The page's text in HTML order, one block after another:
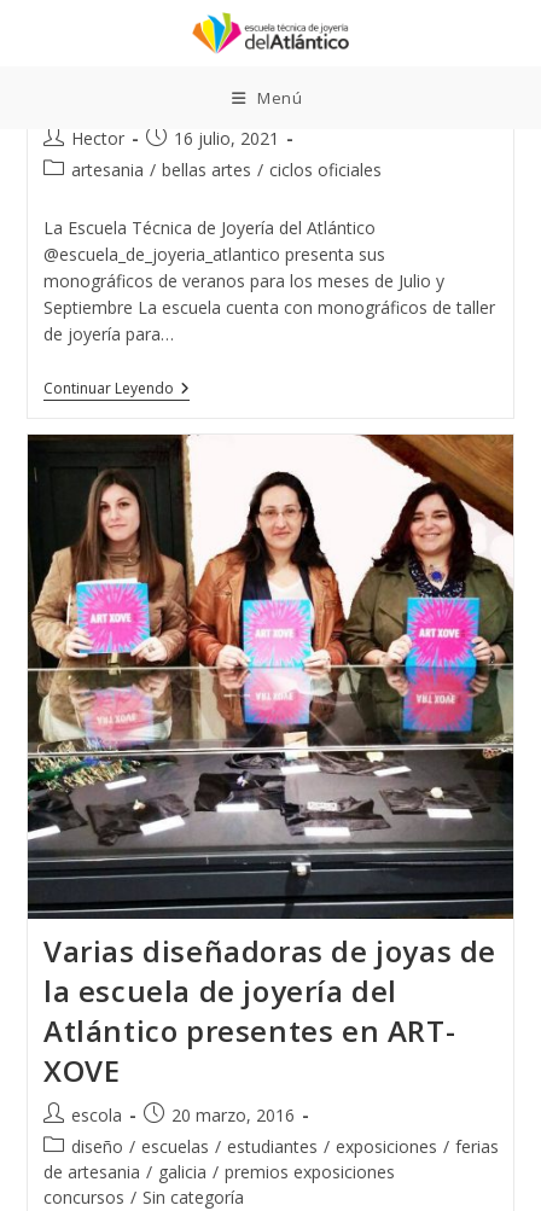
Menú
MONOGRAFICOS DE VERANO
Autor
de
Hector
Publicación
de
16 julio, 2021
Categoría
la
entrada:
artesania / bellas artes / ciclos oficiales
La Escuela Técnica de Joyería del Atlántico
@escuela_de_joyeria_atlantico presenta sus
monográficos de veranos para los meses de Julio y
Septiembre La escuela cuenta con monográficos de taller
de joyería para…
Continuar LeyendoMONOGRAFICOS
DE
Varias diseñadoras de joyas de
la escuela de joyería del
Atlántico presentes en ART-
XOVE
Autor
de
la
entrada:
escola
Publicación
de
la
entrada:
20 marzo, 2016
Categoría
de
la
diseño / escuelas / estudiantes / exposiciones / ferias
de artesania / galicia / premios exposiciones
concursos / Sin categoría